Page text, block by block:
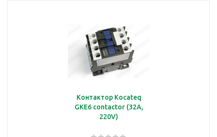
Контактор Kocateq
GKE6 contactor (32A,
220V)